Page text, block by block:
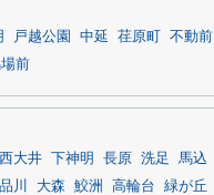
戸越公園 中延 荏原町 不動前
前
西大井 下神明 長原 洗足 馬込
川 大森 鮫洲 高輪台 緑が丘